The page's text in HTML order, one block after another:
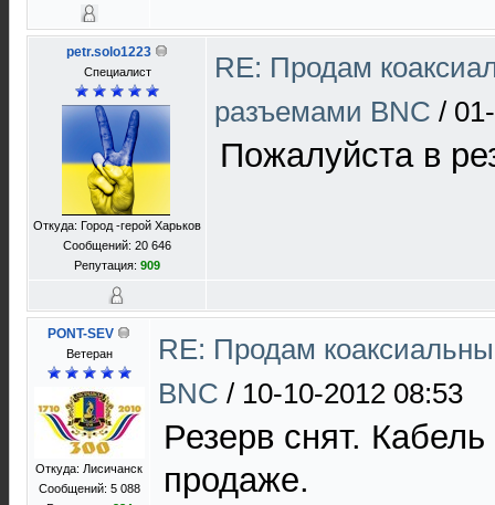
petr.solo1223
Специалист
Откуда: Город -герой Харьков
Сообщений: 20 646
Репутация: 909
RE: Продам
разъемами BNC /
Пожалуйста в
PONT-SEV
Ветеран
Откуда: Лисичанск
Сообщений: 5 088
RE: Продам
BNC / 10-10-2012 08:53
Резерв снят.
продаже.